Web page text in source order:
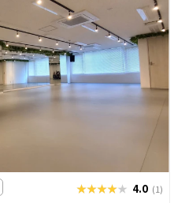
★★★★★
★★★★★ 4.0 (1)